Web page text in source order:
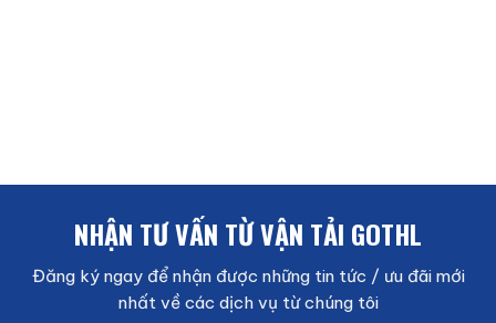
NHẬN TƯ VẤN TỪ VẬN TẢI GOTHL
Đăng ký ngay để nhận được những tin tức / ưu đãi mới
nhất về các dịch vụ từ chúng tôi